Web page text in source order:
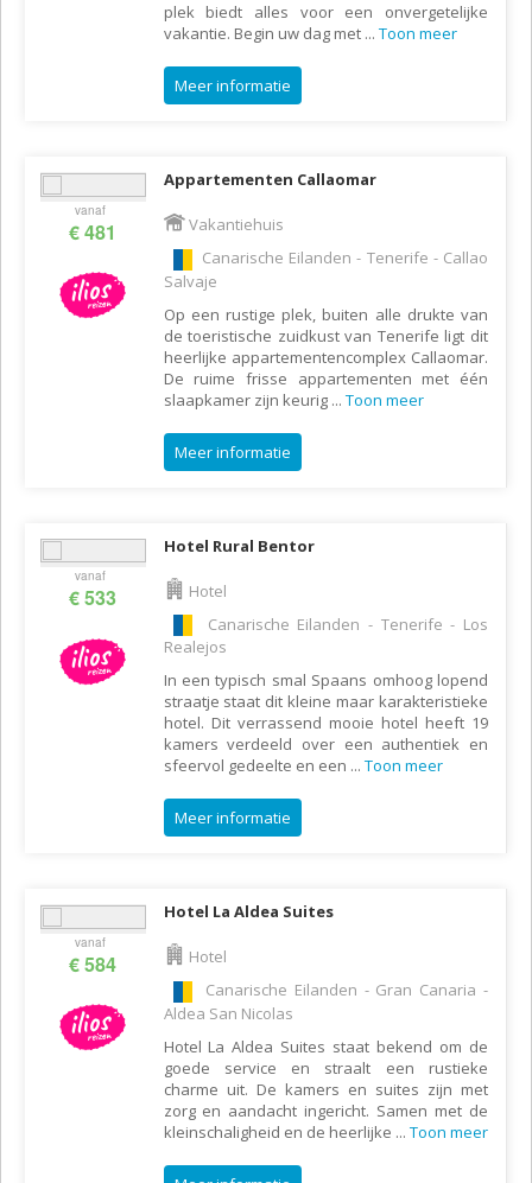
plek biedt alles voor een onvergetelijke
vakantie. Begin uw dag met ... Toon meer
Meer informatie
vanaf
€ 481
Appartementen Callaomar
Vakantiehuis
Canarische Eilanden - Tenerife - Callao
Salvaje
Op een rustige plek, buiten alle drukte van
de toeristische zuidkust van Tenerife ligt dit
heerlijke appartementencomplex Callaomar.
De ruime frisse appartementen met één
slaapkamer zijn keurig ... Toon meer
Meer informatie
vanaf
€ 533
Hotel Rural Bentor
Hotel
Canarische Eilanden - Tenerife - Los
Realejos
In een typisch smal Spaans omhoog lopend
straatje staat dit kleine maar karakteristieke
hotel. Dit verrassend mooie hotel heeft 19
kamers verdeeld over een authentiek en
sfeervol gedeelte en een ... Toon meer
Meer informatie
vanaf
€ 584
Hotel La Aldea Suites
Hotel
Canarische Eilanden - Gran Canaria -
Aldea San Nicolas
Hotel La Aldea Suites staat bekend om de
goede service en straalt een rustieke
charme uit. De kamers en suites zijn met
zorg en aandacht ingericht. Samen met de
kleinschaligheid en de heerlijke ... Toon meer